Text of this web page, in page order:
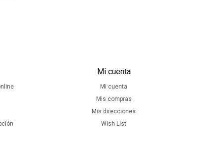
Mi cuenta
Mi cuenta
Mis compras
Mis direcciones
Wish List